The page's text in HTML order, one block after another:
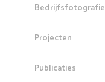
Bedrijfsfotografie
Projecten
Publicaties